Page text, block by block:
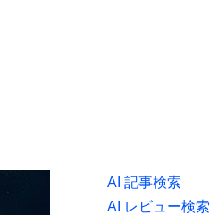
AI 記事検索
AI レビュー検索